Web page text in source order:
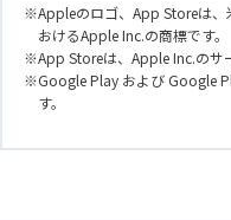
Appleのロゴ、App Storeは、
おけるApple Inc.の商標です。
App Storeは、Apple Inc.のサ
Google Play および Google
す。